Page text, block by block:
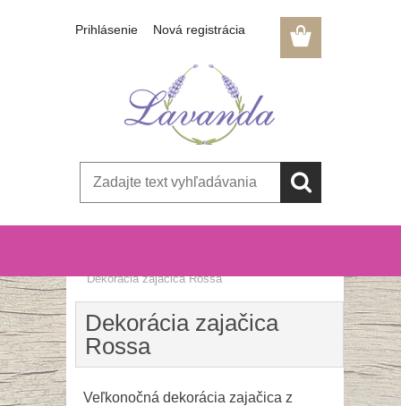
Prihlásenie Nová registrácia
Dekorácia zajačica Rossa
Dekorácia zajačica
Rossa
Veľkonočná dekorácia zajačica z